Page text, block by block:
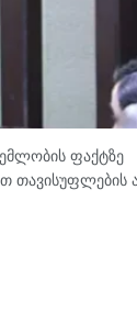
ფაქტზე
თავისუფლების